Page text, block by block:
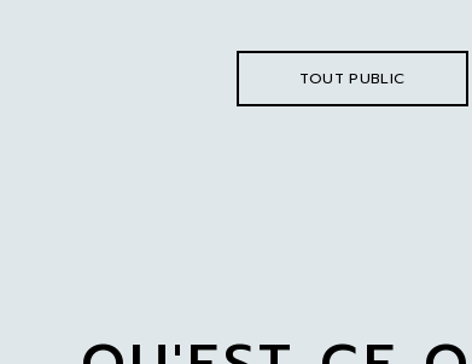
TOUT PUBLIC